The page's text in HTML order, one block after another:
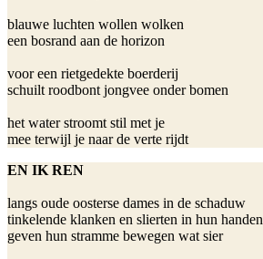
blauwe luchten wollen wolken
een bosrand aan de horizon
voor een rietgedekte boerderij
schuilt roodbont jongvee onder bomen
het water stroomt stil met je
mee terwijl je naar de verte rijdt
EN IK REN
langs oude oosterse dames in de schaduw
tinkelende klanken en slierten in hun handen
geven hun stramme bewegen wat sier